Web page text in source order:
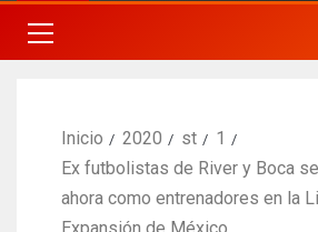
Inicio 2020 st
1
Ex futbolistas de River y Boca
ahora como entrenadores en la